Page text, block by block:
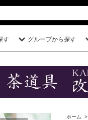
す グループから探す
ホーム >